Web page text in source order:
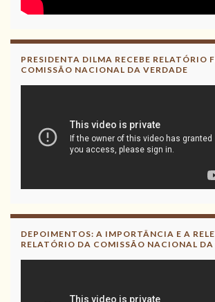
PRESIDENTA DILMA RECEBE RELATÓRIO
COMISSÃO NACIONAL DA VERDADE
DEPOIMENTOS: A IMPORTÂNCIA E A
RELATÓRIO DA COMISSÃO NACIONAL DA